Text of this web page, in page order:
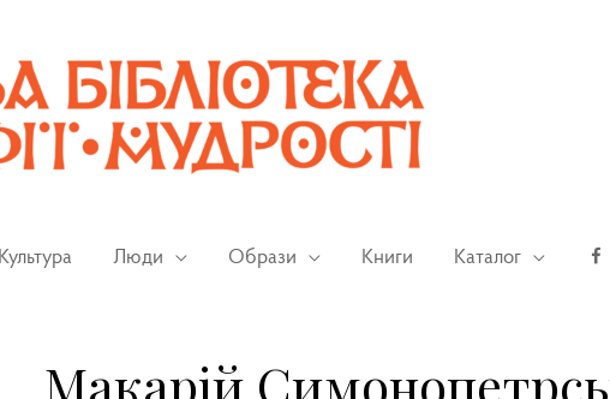
Культура Люди Образи Книги
Каталог
Макарій